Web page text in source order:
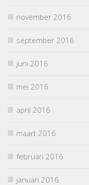
november 2016
september 2016
juni 2016
mei 2016
april 2016
maart 2016
februari 2016
januari 2016